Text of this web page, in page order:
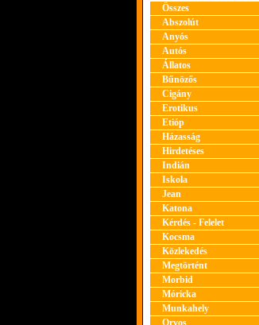
Összes
Abszolút
Anyós
Autós
Állatos
Bűnözős
Cigány
Erotikus
Etióp
Házasság
Hirdetéses
Indián
Iskola
Jean
Katona
Kérdés - Felelet
Kocsma
Közlekedés
Megtörtént
Morbid
Móricka
Munkahely
Orvos